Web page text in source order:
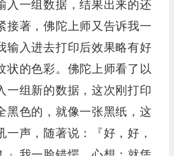
入一组数据，结果出来的还
接著，佛陀上师又告诉我一
输入进去打印后效果略有好
状的色彩。佛陀上师看了以
一组新的数据，这次刚打印
黑色的，就像一张黑纸，这
一声，随著说：『好，好，